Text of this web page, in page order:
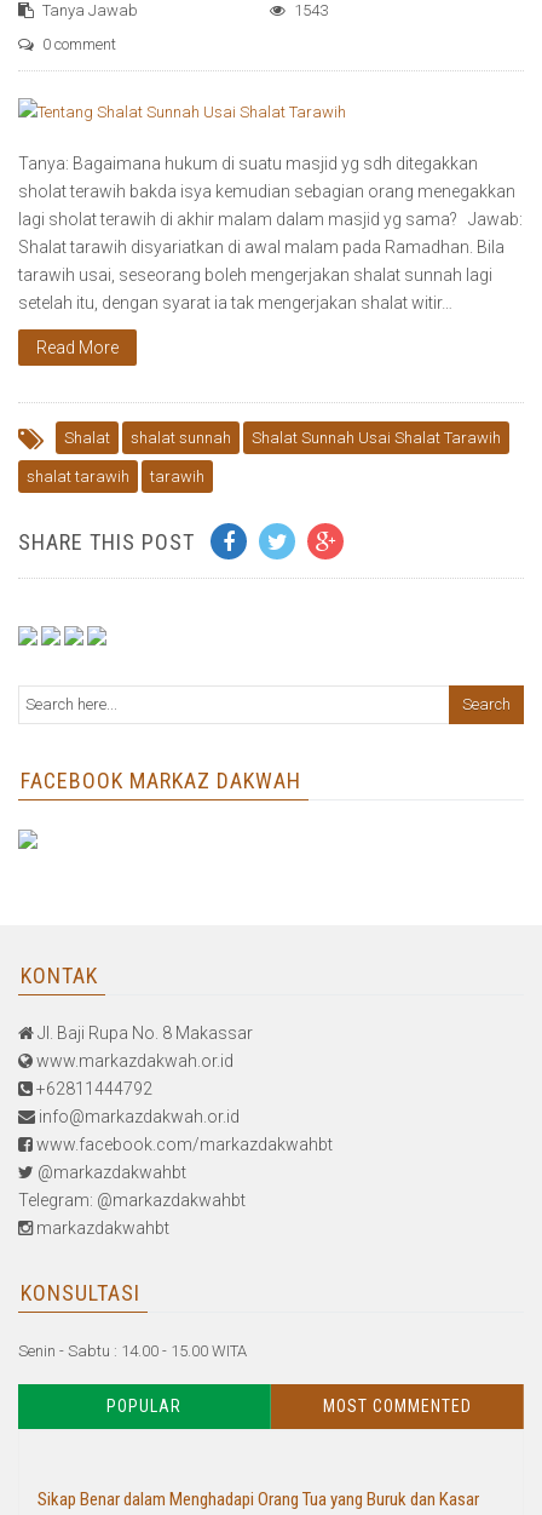
Tanya Jawab
1543
0 comment
Tanya: Bagaimana hukum di suatu masjid yg sdh ditegakkan
sholat terawih bakda isya kemudian sebagian orang menegakkan
lagi sholat terawih di akhir malam dalam masjid yg sama? Jawab:
Shalat tarawih disyariatkan di awal malam pada Ramadhan. Bila
tarawih usai, seseorang boleh mengerjakan shalat sunnah lagi
setelah itu, dengan syarat ia tak mengerjakan shalat witir…
Read More
Shalat shalat sunnah Shalat Sunnah Usai Shalat Tarawih
shalat tarawih tarawih
SHARE THIS POST
FACEBOOK MARKAZ DAKWAH
KONTAK
Jl. Baji Rupa No. 8 Makassar
www.markazdakwah.or.id
+62811444792
info@markazdakwah.or.id
www.facebook.com/markazdakwahbt
@markazdakwahbt
Telegram: @markazdakwahbt
markazdakwahbt
KONSULTASI
Senin - Sabtu : 14.00 - 15.00 WITA
POPULAR MOST COMMENTED
Sikap Benar dalam Menghadapi Orang Tua yang Buruk dan Kasar